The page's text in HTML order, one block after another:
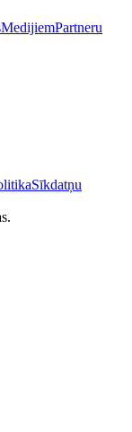
MedijiemPartneru
Sīkdatņu